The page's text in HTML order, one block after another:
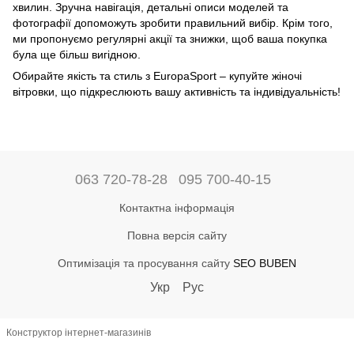
хвилин. Зручна навігація, детальні описи моделей та
фотографії допоможуть зробити правильний вибір. Крім того,
ми пропонуємо регулярні акції та знижки, щоб ваша покупка
була ще більш вигідною.
Обирайте якість та стиль з EuropaSport – купуйте жіночі
вітровки, що підкреслюють вашу активність та індивідуальність!
063 720-78-28 095 700-40-15
Контактна інформація
Повна версія сайту
Оптимізація та просування сайту SEO BUBEN
Укр Рус
Конструктор інтернет-магазинів